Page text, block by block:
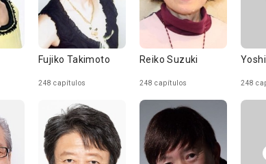
Fujiko Takimoto
248 capítulos
Reiko Suzuki
248 capítulos 248